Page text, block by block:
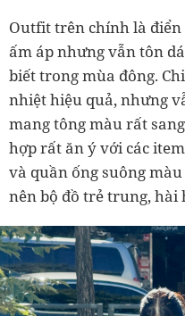
Outfit trên chính là
ấm áp nhưng vẫn tôn
biết trong mùa đông.
nhiệt hiệu quả, nhưng
mang tông màu rất
hợp rất ăn ý với các
và quần ống suông
nên bộ đồ trẻ trung, hài